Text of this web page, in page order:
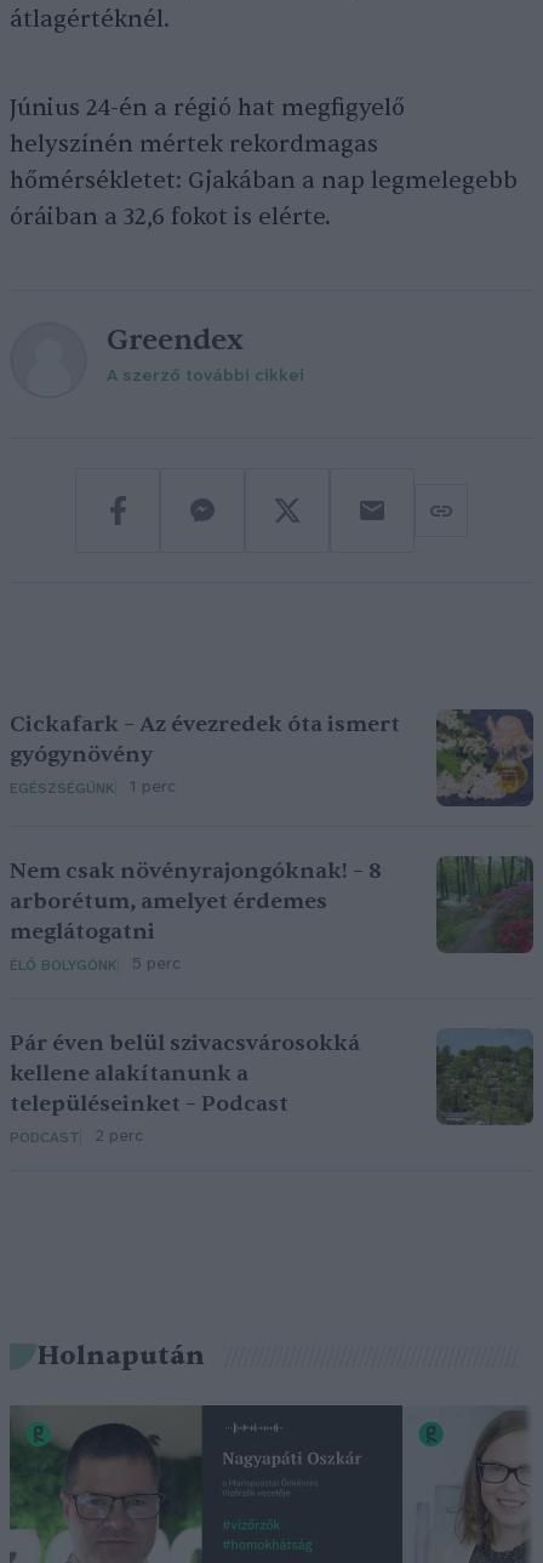
átlagértéknél.
Június 24-én a régió hat megfigyelő
helyszínén mértek rekordmagas
hőmérsékletet: Gjakában a nap legmelegebb
óráiban a 32,6 fokot is elérte.
Greendex
A szerző további cikkei
Cickafark – Az évezredek óta ismert
gyógynövény
EGÉSZSÉGÜNK 1 perc
Nem csak növényrajongóknak! – 8
arborétum, amelyet érdemes
meglátogatni
ÉLŐ BOLYGÓNK 5 perc
Pár éven belül szivacsvárosokká
kellene alakítanunk a
településeinket – Podcast
PODCAST 2 perc
Holnapután